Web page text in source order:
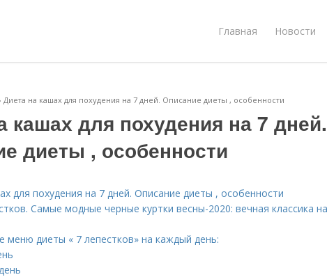
Главная Новости
Диета на кашах для похудения на 7 дней. Описание диеты , особенности
кашах для похудения на 7 дней.
диеты , особенности
для похудения на 7 дней. Описание диеты , особенности
Самые модные черные куртки весны-2020: вечная классика
меню диеты « 7 лепестков» на каждый день: